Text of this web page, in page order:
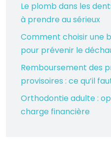
Le plomb dans les
à prendre au sérieux
Comment choisir une
pour prévenir le
Remboursement des
provisoires : ce qu’il
Orthodontie adulte :
charge financière